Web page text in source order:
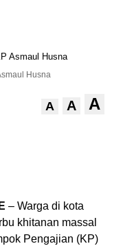
Husna
A A A
– Warga di kota
khitanan massal
Pengajian (KP)